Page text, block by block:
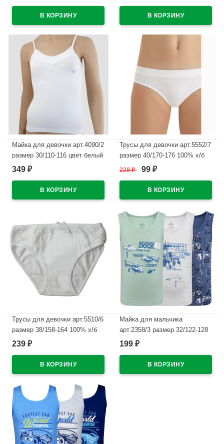
Майка для девочки арт.4090/2
размер 30/110-116 цвет белый
100% х/б
349 ₽
Трусы для девочки арт.5552/7
размер 40/170-176 100% х/б
цвет белый
228₽ 99 ₽
Трусы для девочки арт.5510/6
размер 38/158-164 100% х/б
цвет белый
239 ₽
Майка для мальчика
арт.2358/3 размер 32/122-128
100% х/б цвет ассорти
199 ₽